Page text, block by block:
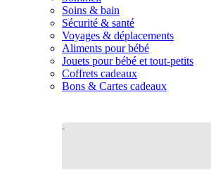
Soins & bain
Sécurité & santé
Voyages & déplacements
Aliments pour bébé
Jouets pour bébé et tout-petits
Coffrets cadeaux
Bons & Cartes cadeaux